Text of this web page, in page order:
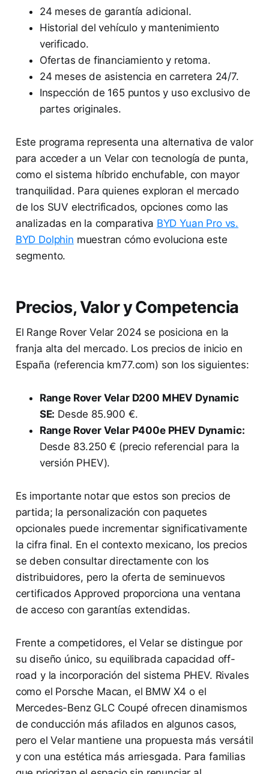
24 meses de garantía adicional.
Historial del vehículo y mantenimiento
verificado.
Ofertas de financiamiento y retoma.
24 meses de asistencia en carretera 24/7.
Inspección de 165 puntos y uso exclusivo de
partes originales.
Este programa representa una alternativa de valor
para acceder a un Velar con tecnología de punta,
como el sistema híbrido enchufable, con mayor
tranquilidad. Para quienes exploran el mercado
de los SUV electrificados, opciones como las
analizadas en la comparativa BYD Yuan Pro vs.
BYD Dolphin muestran cómo evoluciona este
segmento.
Precios, Valor y Competencia
El Range Rover Velar 2024 se posiciona en la
franja alta del mercado. Los precios de inicio en
España (referencia km77.com) son los siguientes:
Range Rover Velar D200 MHEV Dynamic
SE: Desde 85.900 €.
Range Rover Velar P400e PHEV Dynamic:
Desde 83.250 € (precio referencial para la
versión PHEV).
Es importante notar que estos son precios de
partida; la personalización con paquetes
opcionales puede incrementar significativamente
la cifra final. En el contexto mexicano, los precios
se deben consultar directamente con los
distribuidores, pero la oferta de seminuevos
certificados Approved proporciona una ventana
de acceso con garantías extendidas.
Frente a competidores, el Velar se distingue por
su diseño único, su equilibrada capacidad off-
road y la incorporación del sistema PHEV. Rivales
como el Porsche Macan, el BMW X4 o el
Mercedes-Benz GLC Coupé ofrecen dinamismos
de conducción más afilados en algunos casos,
pero el Velar mantiene una propuesta más versátil
y con una estética más arriesgada. Para familias